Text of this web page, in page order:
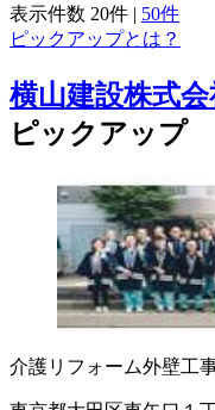
表示件数 20件 | 50件
ピックアップとは？
横山建設株式会
ピックアップ
介護リフォーム外壁工